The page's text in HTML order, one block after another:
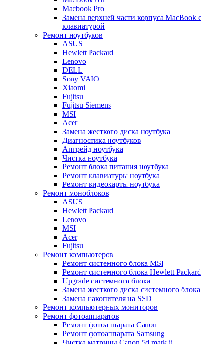
Macbook Pro
Замена верхней части корпуса MacBook с
клавиатурой
Ремонт ноутбуков
ASUS
Hewlett Packard
Lenovo
DELL
Sony VAIO
Xiaomi
Fujitsu
Fujitsu Siemens
MSI
Acer
Замена жесткого диска ноутбука
Диагностика ноутбуков
Апгрейд ноутбука
Чистка ноутбука
Ремонт блока питания ноутбука
Ремонт клавиатуры ноутбука
Ремонт видеокарты ноутбука
Ремонт моноблоков
ASUS
Hewlett Packard
Lenovo
MSI
Acer
Fujitsu
Ремонт компьютеров
Ремонт системного блока MSI
Ремонт системного блока Hewlett Packard
Upgrade системного блока
Замена жесткого диска системного блока
Замена накопителя на SSD
Ремонт компьютерных мониторов
Ремонт фотоаппаратов
Ремонт фотоаппарата Canon
Ремонт фотоаппарата Samsung
Чистка матрицы Canon 5d mark ii